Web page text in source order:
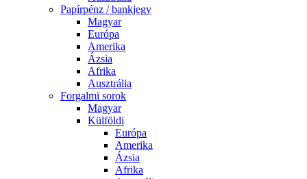
Papírpénz / bankjegy
Magyar
Európa
Amerika
Ázsia
Afrika
Ausztrália
Forgalmi sorok
Magyar
Külföldi
Európa
Amerika
Ázsia
Afrika